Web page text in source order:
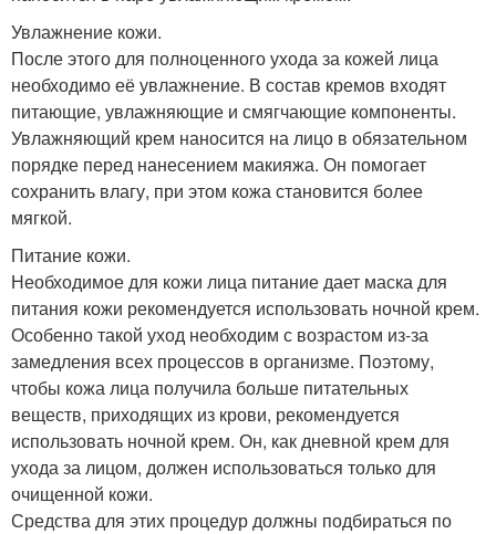
Увлажнение кожи.
После этого для полноценного ухода за кожей лица
необходимо её увлажнение. В состав кремов входят
питающие, увлажняющие и смягчающие компоненты.
Увлажняющий крем наносится на лицо в обязательном
порядке перед нанесением макияжа. Он помогает
сохранить влагу, при этом кожа становится более
мягкой.
Питание кожи.
Необходимое для кожи лица питание дает маска для
питания кожи рекомендуется использовать ночной крем.
Особенно такой уход необходим с возрастом из-за
замедления всех процессов в организме. Поэтому,
чтобы кожа лица получила больше питательных
веществ, приходящих из крови, рекомендуется
использовать ночной крем. Он, как дневной крем для
ухода за лицом, должен использоваться только для
очищенной кожи.
Средства для этих процедур должны подбираться по